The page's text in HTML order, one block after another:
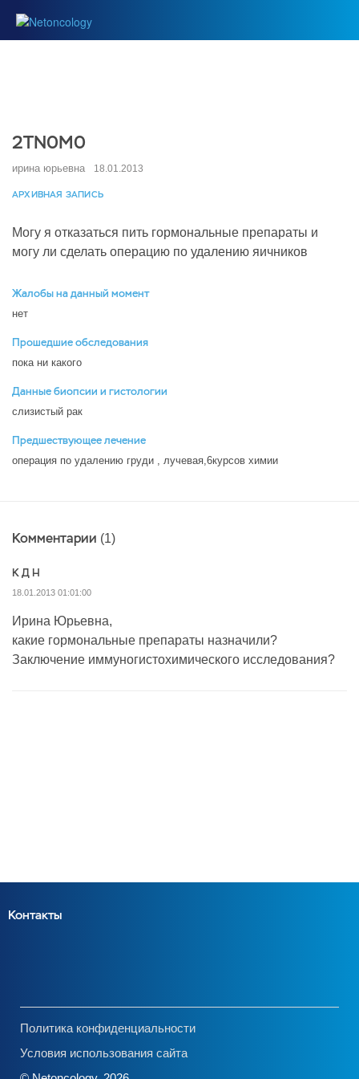
2TN0M0
ирина юрьевна 18.01.2013
АРХИВНАЯ ЗАПИСЬ
Могу я отказаться пить гормональные препараты и
могу ли сделать операцию по удалению яичников
Жалобы на данный момент
нет
Прошедшие обследования
пока ни какого
Данные биопсии и гистологии
слизистый рак
Предшествующее лечение
операция по удалению груди , лучевая,6курсов химии
Комментарии (1)
К Д Н
18.01.2013 01:01:00
Ирина Юрьевна,
какие гормональные препараты назначили?
Заключение иммуногистохимического исследования?
Контакты
Политика конфиденциальности
Условия использования сайта